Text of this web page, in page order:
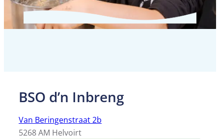
BSO d’n Inbreng
Van Beringenstraat 2b
5268 AM Helvoirt